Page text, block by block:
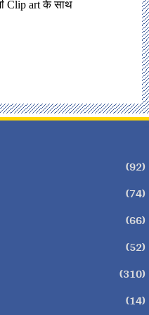
(92)
(74)
(66)
(52)
(310)
(14)